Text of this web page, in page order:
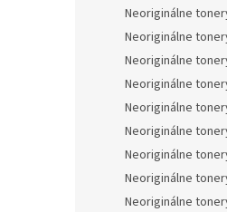
Neoriginálne
Neoriginálne
Neoriginálne
Neoriginálne
Neoriginálne
Neoriginálne
Neoriginálne
Neoriginálne
Neoriginálne